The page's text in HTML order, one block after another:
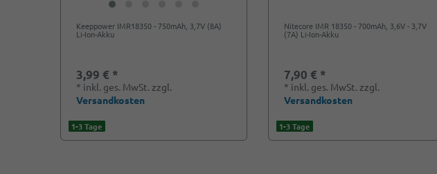
Keeppower IMR18350 - 750mAh, 3,7V (8A)
Li-Ion-Akku
3,99 € *
* inkl. ges. MwSt. zzgl.
Versandkosten
1-3 Tage
Nitecore IMR 18350 - 700mAh, 3,6V - 3,7V
(7A) Li-Ion-Akku
7,90 € *
* inkl. ges. MwSt. zzgl.
Versandkosten
1-3 Tage